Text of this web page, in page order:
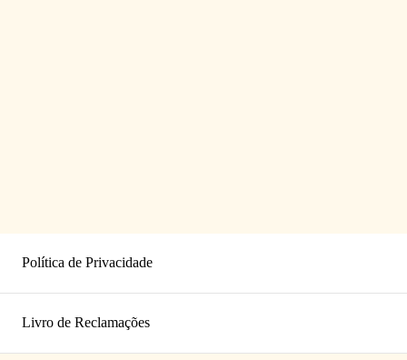
Política de Privacidade
Livro de Reclamações